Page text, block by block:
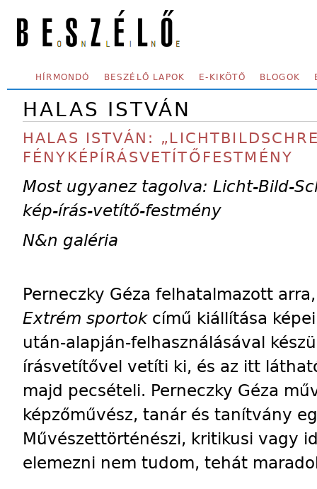
SECONDARY MENU
HÍRMONDÓ BESZÉLŐ LAPOK E-KIKÖTŐ BLOGOK
HALAS ISTVÁN
HALAS ISTVÁN:
FÉNYKÉPÍRÁSVETÍTŐFESTMÉNY
Most ugyanez tagolva: Licht-Bild-
kép-írás-vetítő-festmény
N&n galéria
Perneczky Géza felhatalmazott
Extrém sportokcímű kiállítása
után-alapján-felhasználásával
írásvetítővel vetíti ki, és az itt
majd pecsételi. Perneczky Géza
képzőművész, tanár és tanítvány
Művészettörténészi, kritikusi vagy
elemezni nem tudom, tehát